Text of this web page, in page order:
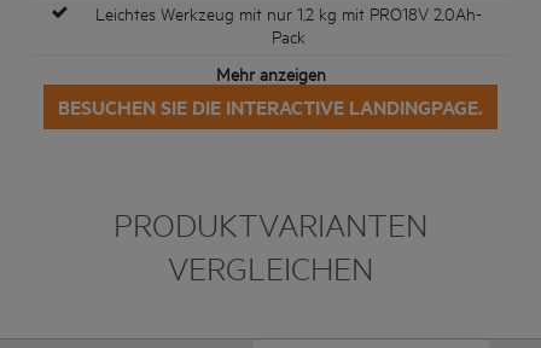
Leichtes Werkzeug mit nur 1,2 kg mit PRO18V 2,0Ah-
Pack
Mehr anzeigen
BESUCHEN SIE DIE INTERACTIVE LANDINGPAGE.
PRODUKTVARIANTEN
VERGLEICHEN